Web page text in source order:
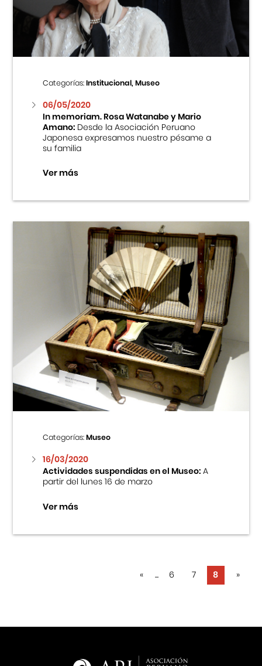
Centro Cultural Peruano Japonés
Cursos
Museo de la Inmigración Japonesa
Fondo Editorial
Teatro Peruano Japonés
Categorías:Institucional, Museo
06/05/2020
In memoriam. Rosa Watanabe y Mario
Amano:Desde la Asociación Peruano
Japonesa expresamos nuestro pésame a
su familia
Ver más
Categorías:Museo
16/03/2020
Actividades suspendidas en el Museo:A
partir del lunes 16 de marzo
Ver más
« ... 6 7 8 »